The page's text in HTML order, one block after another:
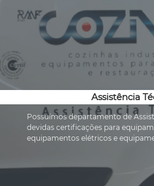
Assistência
Possuímos departamento de
devidas certificações para
equipamentos elétricos e